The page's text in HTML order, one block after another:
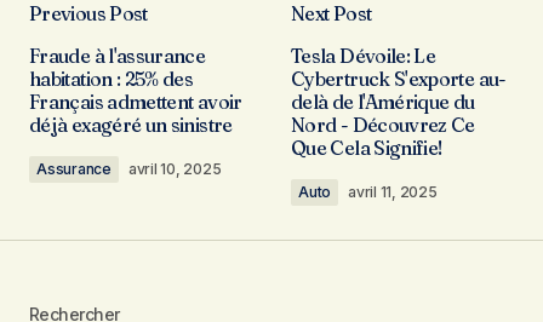
Previous Post
Fraude à l'assurance
habitation : 25% des
Français admettent avoir
déjà exagéré un sinistre
Assurance avril 10, 2025
Next Post
Tesla Dévoile: Le
Cybertruck S'exporte au-
delà de l'Amérique du
Nord - Découvrez Ce
Que Cela Signifie!
Auto avril 11, 2025
Rechercher